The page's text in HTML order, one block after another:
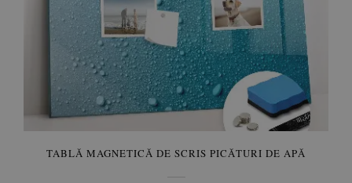
TABLĂ MAGNETICĂ DE SCRIS PICĂTURI DE APĂ